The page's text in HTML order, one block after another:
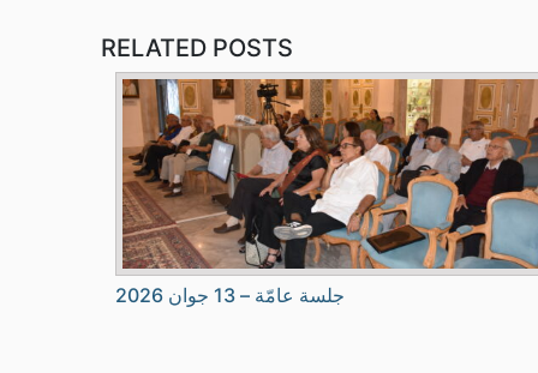
RELATED POSTS
جلسة عامّة – 13 جوان 2026